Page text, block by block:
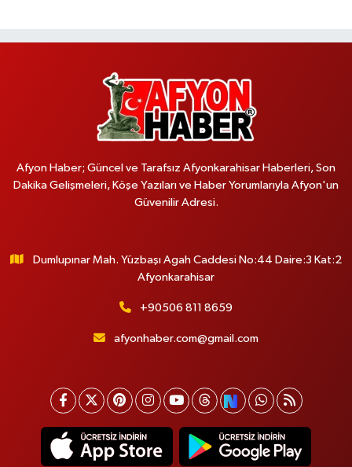
Afyon Haber; Güncel ve Tarafsız Afyonkarahisar Haberleri, Son
Dakika Gelişmeleri, Köşe Yazıları ve Haber Yorumlarıyla Afyon'un
Güvenilir Adresi.
Dumlupınar Mah. Yüzbaşı Agah Caddesi No:44 Daire:3 Kat:2
Afyonkarahisar
+90506 811 8659
afyonhaber.com@gmail.com